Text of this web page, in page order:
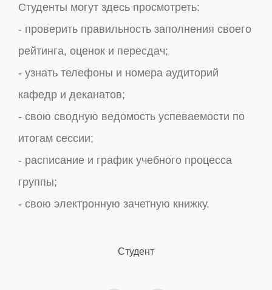
Студенты могут здесь просмотреть:
- проверить правильность заполнения своего
рейтинга, оценок и пересдач;
- узнать телефоны и номера аудиторий
кафедр и деканатов;
- свою сводную ведомость успеваемости по
итогам сессии;
- расписание и график учебного процесса
группы;
- свою электронную зачетную книжку.
Студент
Сотрудники и преподаватели могут получить
информацию:
- найти информацию о студенте, группе,
специальности, факультете и многое другое;
- статистику по заполнению электронных
рейтинговых ведомостей;
- списки незаполненных и незакрытых
ведомостей своей кафедры;
- по контингенту студентов.